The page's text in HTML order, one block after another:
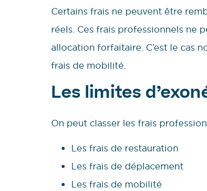
Certains frais ne peuvent être
réels. Ces frais professionnels ne
allocation forfaitaire. C’est le cas
frais de mobilité.
Les limites
On peut classer les frais
Les frais de restauration
Les frais de déplacement
Les frais de mobilité